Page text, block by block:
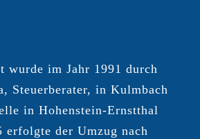
wurde im Jahr 1991 durch
Steuerberater, in Kulmbach
in Hohenstein-Ernstthal
erfolgte der Umzug nach